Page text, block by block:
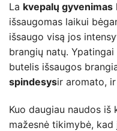
La kvepalų gyvenimas
išsaugomas laikui
išsaugo visą jos
brangių natų.
butelis išsaugos
spindesysir aromato,
Kuo daugiau naudos iš
mažesnė tikimybė,